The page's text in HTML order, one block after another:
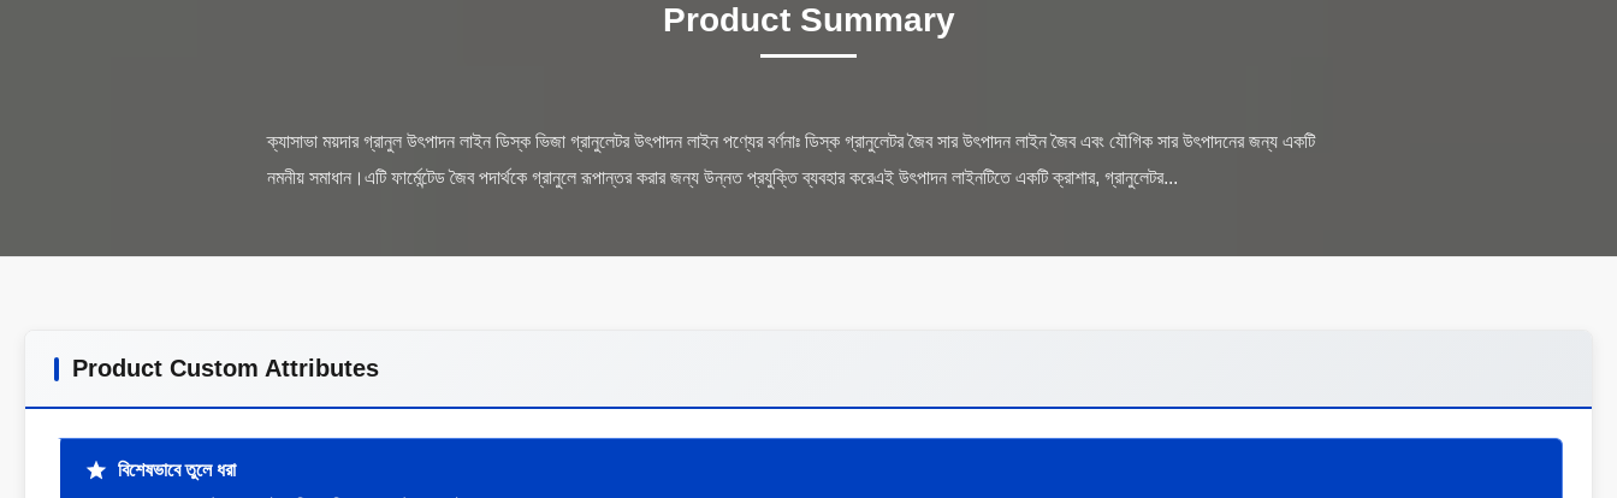
Product Summary
ক্যাসাভা ময়দার গ্রানুল উৎপাদন লাইন ডিস্ক ভিজা গ্রানুলেটর উৎপাদন লাইন পণ্যের বর্ণনাঃ ডিস্ক গ্রানুলেটর জৈব সার উৎপাদন লাইন জৈব এবং যৌগিক সার উৎপাদনের জন্য একটি
Product Custom Attributes
বিশেষভাবে তুলে ধরা